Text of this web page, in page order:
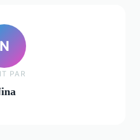
N
PAR